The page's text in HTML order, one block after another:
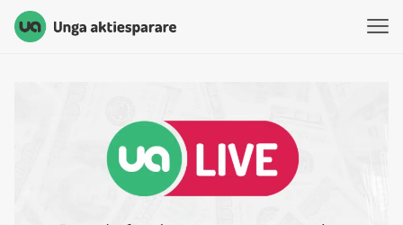
Unga Aktiesparare